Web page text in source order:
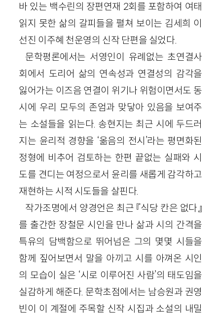
바 있는 백수린의 장편연재 2회를 포함하여 여태
읽지 못한 삶의 갈피들을 펼쳐 보이는 김세희 이
선진 이주혜 천운영의 신작 단편을 실었다.
문학평론에서는 서영인이 유례없는 초연결사
회에서 도리어 삶의 연속성과 연결성의 감각을
잃어가는 이즈음 연결이 위기나 위험이면서도 동
시에 우리 모두의 존엄과 맞닿아 있음을 보여주
는 소설들을 읽는다. 송현지는 최근 시에 두드러
지는 윤리적 경향을 ‘옮음의 전시’라는 평면화된
정형에 비추어 검토하는 한편 끝없는 실패와 시
도를 견디는 여정으로서 윤리를 새롭게 감각하고
재현하는 시적 시도들을 살핀다.
작가조명에서 양경언은 최근 『식당 칸은 없다』
를 출간한 장철문 시인을 만나 삶과 시의 간격을
특유의 담백함으로 뛰어넘은 그의 몇몇 시들을
함께 짚어보면서 말을 아끼고 시를 아껴온 시인
의 모습이 실은 ‘시로 이루어진 사람’의 태도임을
실감하게 해준다. 문학초점에서는 남승원과 권영
빈이 이 계절에 주목할 신작 시집과 소설의 내밀